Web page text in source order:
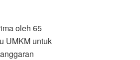
oleh 65
UMKM untuk